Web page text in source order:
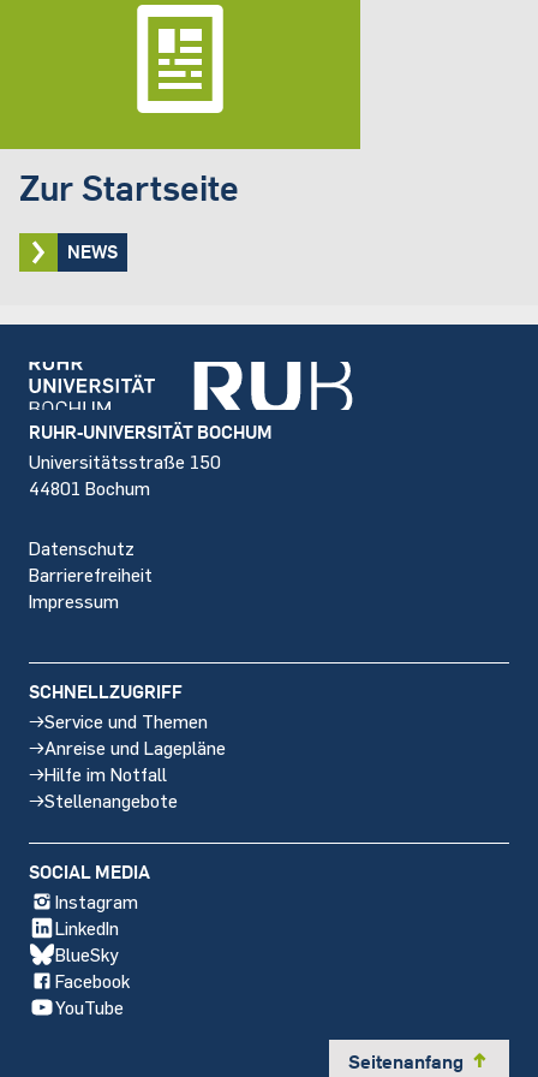
Zur Startseite
NEWS
Footer
RUHR-UNIVERSITÄT BOCHUM
Universitätsstraße 150
44801 Bochum
Datenschutz
Barrierefreiheit
Impressum
SCHNELLZUGRIFF
Service und Themen
Anreise und Lagepläne
Hilfe im Notfall
Stellenangebote
SOCIAL MEDIA
Instagram
LinkedIn
BlueSky
Facebook
YouTube
Seitenanfang y